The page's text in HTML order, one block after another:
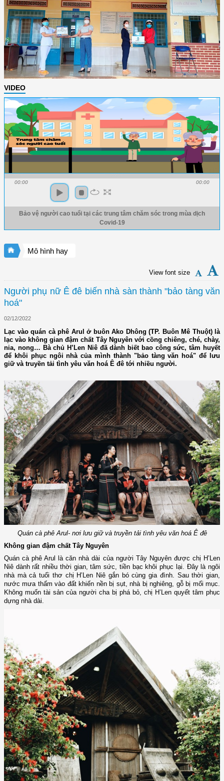
VIDEO
00:00 00:00
Bảo vệ người cao tuổi tại các trung tâm chăm sóc trong mùa dịch
Covid-19
Mô hình hay
View font size
Người phụ nữ Ê đê biến nhà sàn thành "bảo tàng văn
hoá"
02/12/2022
Lạc vào quán cà phê Arul ở buôn Ako Dhông (TP. Buôn Mê Thuột) là
lạc vào không gian đậm chất Tây Nguyên với cồng chiêng, ché, chày,
nia, nong… Bà chủ H’Len Niê đã dành biết bao công sức, tâm huyết
để khôi phục ngôi nhà của mình thành "bảo tàng văn hoá" để lưu
giữ và truyền tải tình yêu văn hoá Ê đê tới nhiều người.
Quán cà phê Arul- nơi lưu giữ và truyền tải tình yêu văn hoá Ê đê
Không gian đậm chất Tây Nguyên
Quán cà phê Arul là căn nhà dài của người Tây Nguyên được chị H’Len
Niê dành rất nhiều thời gian, tâm sức, tiền bạc khôi phục lại. Đây là ngôi
nhà mà cả tuổi thơ chị H’Len Niê gắn bó cùng gia đình. Sau thời gian,
nước mưa thấm vào đất khiến nền bị sụt, nhà bị nghiêng, gỗ bị mối mục.
Không muốn tài sản của người cha bị phá bỏ, chị H’Len quyết tâm phục
dựng nhà dài.